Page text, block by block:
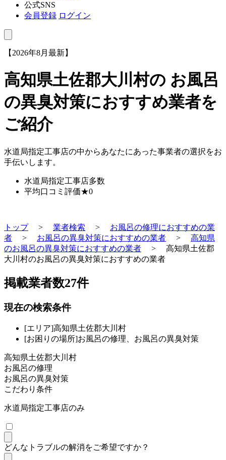
公式SNS
会員登録 ログイン
【2026年8月最新】
高知県土佐郡大川村の お風呂
の異臭対策におすすめ業者を
ご紹介
水道局指定工事店の中からあなたにあった事業者の選択をお
手伝いします。
水道局指定工事店多数
平均口コミ評価★0
トップ> 業者検索 > お風呂の修理におすすめの業
者 > お風呂の異臭対策におすすめの業者 > 高知県
のお風呂の異臭対策におすすめの業者 > 高知県土佐郡
大川村のお風呂の異臭対策におすすめの業者
掲載業者数27件
現在の検索条件
[エリア]高知県土佐郡大川村
[お困りの場所]お風呂の修理、お風呂の異臭対策
高知県土佐郡大川村
お風呂の修理
お風呂の異臭対策
こだわり条件
水道局指定工事店のみ
どんなトラブルの解消をご希望ですか？